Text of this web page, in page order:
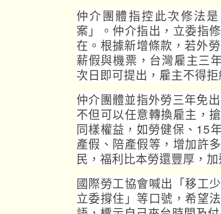
仲介團體指控此次修法
案」。仲介指出，立委指
在。根據新增條款，若外
薪假與機票，台灣雇主三
次日即可提出，雇主不得
仲介團體並指外勞三年免
不但可以任意轉換雇主，
同樣權益，如勞健保、15
產假、陪產假等，增加許
民，福利比本勞還豐厚，
國際勞工協會喊出「移工
立委撐住」等口號，希望